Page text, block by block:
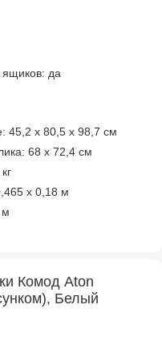
да
45,2 х 80,5 х 98,7 см
68 х 72,4 см
х 0,18 м
м
Комод Aton
Белый